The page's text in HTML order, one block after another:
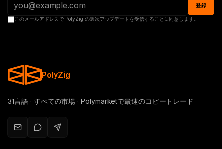
登録
このメールアドレスで PolyZig の週次アップデートを受信することに同意します。
PolyZig
31言語 · すべての市場 · Polymarketで最速のコピートレード